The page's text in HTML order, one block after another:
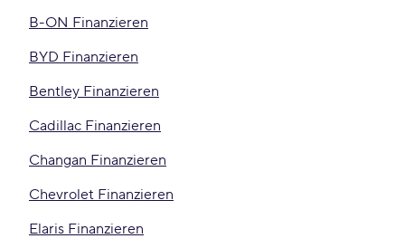
B-ON Finanzieren
BYD Finanzieren
Bentley Finanzieren
Cadillac Finanzieren
Changan Finanzieren
Chevrolet Finanzieren
Elaris Finanzieren